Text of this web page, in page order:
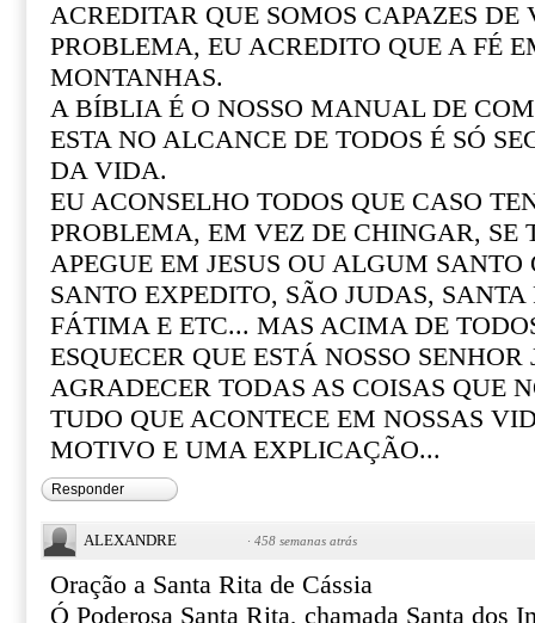
ACREDITAR QUE SOMOS CAPAZES DE
PROBLEMA, EU ACREDITO QUE A FÉ
MONTANHAS.
A BÍBLIA É O NOSSO MANUAL DE
ESTA NO ALCANCE DE TODOS É SÓ
DA VIDA.
EU ACONSELHO TODOS QUE CASO
PROBLEMA, EM VEZ DE CHINGAR, SE
APEGUE EM JESUS OU ALGUM SANTO
SANTO EXPEDITO, SÃO JUDAS, SANTA
FÁTIMA E ETC... MAS ACIMA DE
ESQUECER QUE ESTÁ NOSSO SENHOR
AGRADECER TODAS AS COISAS QUE
TUDO QUE ACONTECE EM NOSSAS
MOTIVO E UMA EXPLICAÇÃO...
Responder
ALEXANDRE · 458 semanas atrás
Oração a Santa Rita de Cássia
Ó Poderosa Santa Rita, chamada Santa dos